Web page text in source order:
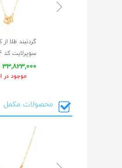
گردنبند طلا
سوپرلایت کد CN754
33,823,000 تومان
موجود در
محصولات مکمل